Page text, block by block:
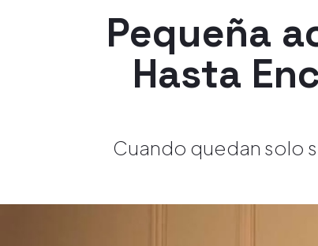
Pequeña
Hasta
Cuando quedan solo